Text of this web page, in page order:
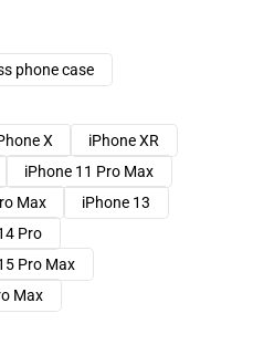
phone case
X
iPhone XR
iPhone 11 Pro Max
Max
iPhone 13
Pro
Pro Max
Max